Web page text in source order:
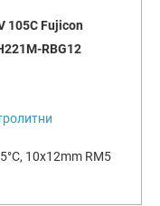
105C Fujicon
RBG12
10x12mm RM5